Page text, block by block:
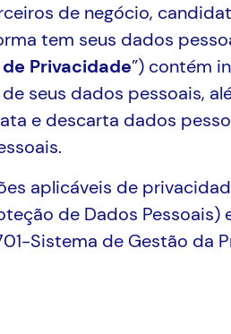
de negócio,
tem seus dados
Privacidade”) contém
seus dados pessoais,
e descarta dados
aplicáveis de
de Dados Pessoais)
Sistema de Gestão da